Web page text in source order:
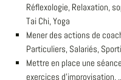
Réflexologie, Relaxation,
Tai Chi, Yoga
Mener des actions de
Particuliers, Salariés,
Mettre en place une
exercices d'improvisation,